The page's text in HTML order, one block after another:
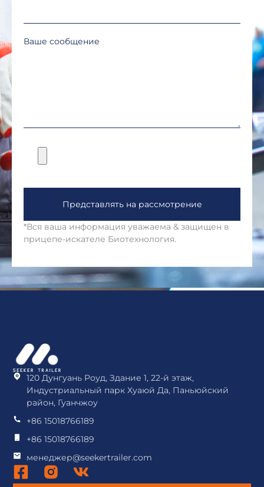
Ваше сообщение
Представлять на рассмотрение
*Вся ваша информация уважаема & защищен в
прицепе-искателе Биотехнология.
120 Дунгуань Роуд, Здание 1, 22-й этаж,
Индустриальный парк Хуаюй Да, Паньюйский
район, Гуанчжоу
+86 15018766189
+86 15018766189
менеджер@seekertrailer.com